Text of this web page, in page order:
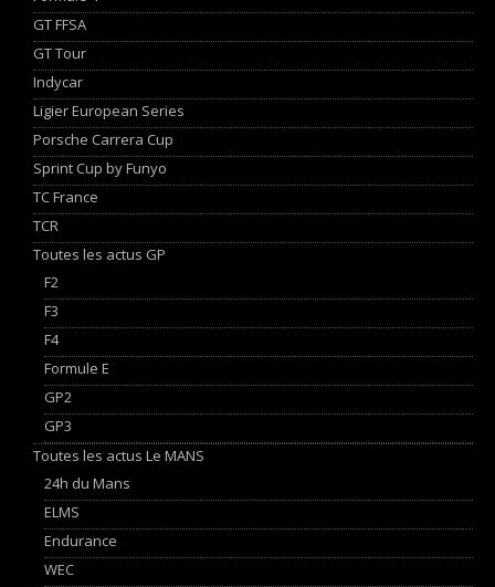
GT FFSA
GT Tour
Indycar
Ligier European Series
Porsche Carrera Cup
Sprint Cup by Funyo
TC France
TCR
Toutes les actus GP
F2
F3
F4
Formule E
GP2
GP3
Toutes les actus Le MANS
24h du Mans
ELMS
Endurance
WEC